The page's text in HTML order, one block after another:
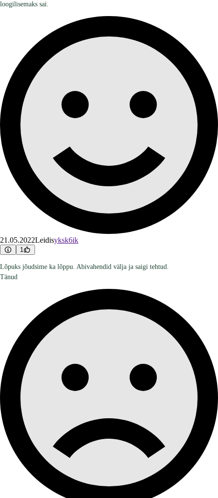
loogilisemaks sai.
21.05.2022Leidisyksk6ik
1
Lõpuks jõudsime ka lõppu. Abivahendid välja ja saigi tehtud.
Tänud